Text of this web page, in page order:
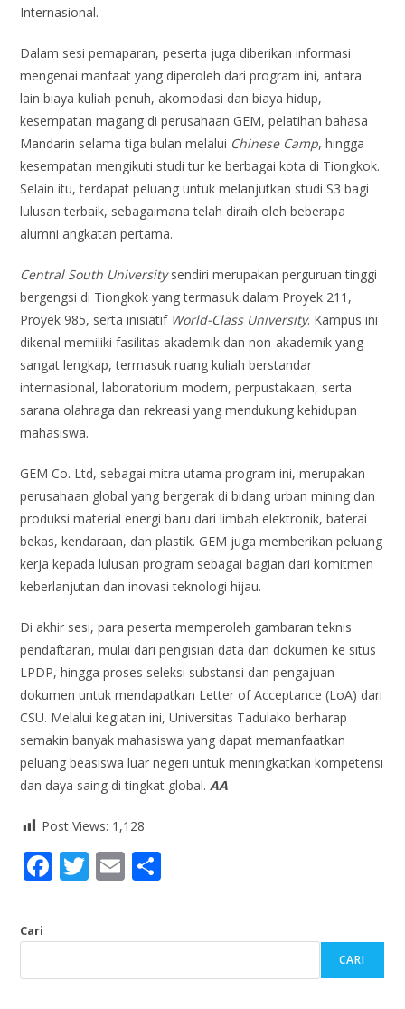
Internasional.
Dalam sesi pemaparan, peserta juga diberikan informasi
mengenai manfaat yang diperoleh dari program ini, antara
lain biaya kuliah penuh, akomodasi dan biaya hidup,
kesempatan magang di perusahaan GEM, pelatihan bahasa
Mandarin selama tiga bulan melalui Chinese Camp, hingga
kesempatan mengikuti studi tur ke berbagai kota di Tiongkok.
Selain itu, terdapat peluang untuk melanjutkan studi S3 bagi
lulusan terbaik, sebagaimana telah diraih oleh beberapa
alumni angkatan pertama.
Central South Universitysendiri merupakan perguruan tinggi
bergengsi di Tiongkok yang termasuk dalam Proyek 211,
Proyek 985, serta inisiatif World-Class University. Kampus ini
dikenal memiliki fasilitas akademik dan non-akademik yang
sangat lengkap, termasuk ruang kuliah berstandar
internasional, laboratorium modern, perpustakaan, serta
sarana olahraga dan rekreasi yang mendukung kehidupan
mahasiswa.
GEM Co. Ltd, sebagai mitra utama program ini, merupakan
perusahaan global yang bergerak di bidang urban mining dan
produksi material energi baru dari limbah elektronik, baterai
bekas, kendaraan, dan plastik. GEM juga memberikan peluang
kerja kepada lulusan program sebagai bagian dari komitmen
keberlanjutan dan inovasi teknologi hijau.
Di akhir sesi, para peserta memperoleh gambaran teknis
pendaftaran, mulai dari pengisian data dan dokumen ke situs
LPDP, hingga proses seleksi substansi dan pengajuan
dokumen untuk mendapatkan Letter of Acceptance (LoA) dari
CSU. Melalui kegiatan ini, Universitas Tadulako berharap
semakin banyak mahasiswa yang dapat memanfaatkan
peluang beasiswa luar negeri untuk meningkatkan kompetensi
dan daya saing di tingkat global.AA
Post Views: 1,128
F
b
o
T
er
E
l e
Cari
CARI